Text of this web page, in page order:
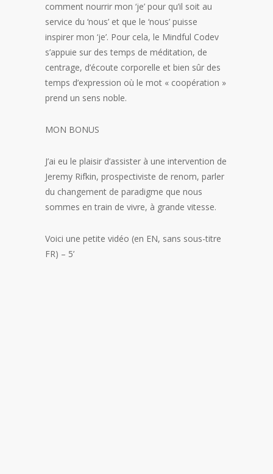
comment nourrir mon ‘je’ pour qu’il soit au
service du ‘nous’ et que le ‘nous’ puisse
inspirer mon ‘je’. Pour cela, le Mindful Codev
s’appuie sur des temps de méditation, de
centrage, d’écoute corporelle et bien sûr des
temps d’expression où le mot « coopération »
prend un sens noble.
MON BONUS
J’ai eu le plaisir d’assister à une intervention de
Jeremy Rifkin, prospectiviste de renom, parler
du changement de paradigme que nous
sommes en train de vivre, à grande vitesse.
Voici une petite vidéo (en EN, sans sous-titre
FR) – 5’